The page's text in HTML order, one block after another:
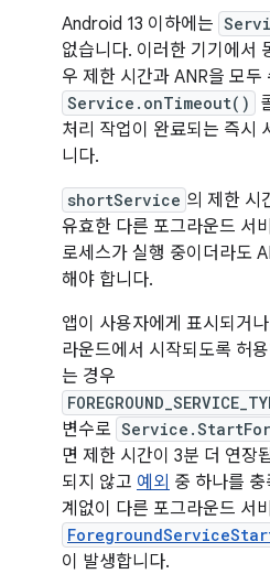
Android 13 이하에는
없습니다. 이러한 기기에서
우 제한 시간과 ANR을 모두
Service.onTimeout()
처리 작업이 완료되는 즉시
니다.
shortService 의 제한 시
유효한 다른 포그라운드 서
로세스가 실행 중이더라도
해야 합니다.
앱이 사용자에게 표시되거
라운드에서 시작되도록 허
는 경우
변수로
면 제한 시간이 3분 더 연장
되지 않고 예외 중 하나를
계없이 다른 포그라운드 서
이 발생합니다.